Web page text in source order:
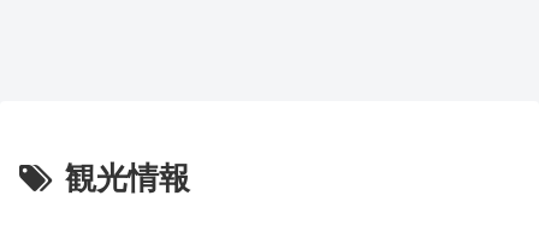
観光情報